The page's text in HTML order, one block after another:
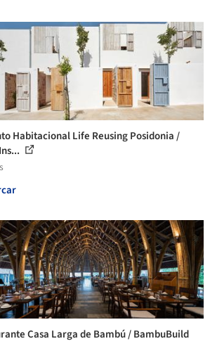
Habitacional Life Reusing Posidonia /
Casa Larga de Bambú / BambuBuild